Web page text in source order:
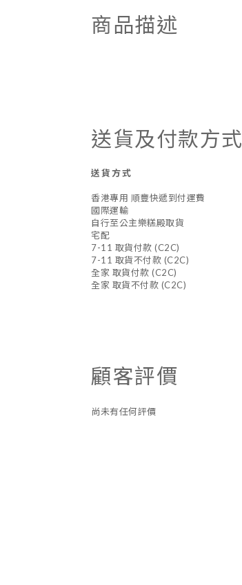
商品描述
送貨及付款方式
送貨方式
香港專用 順豐快遞到付運費
國際運輸
自行至公主樂糕殿取貨
宅配
7-11 取貨付款 (C2C)
7-11 取貨不付款 (C2C)
全家 取貨付款 (C2C)
全家 取貨不付款 (C2C)
顧客評價
尚未有任何評價